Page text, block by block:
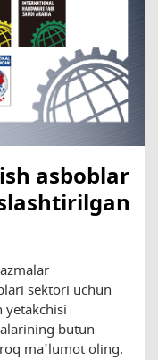
asboblar
sektori uchun
yetakchisi
butun
ma'lumot oling.